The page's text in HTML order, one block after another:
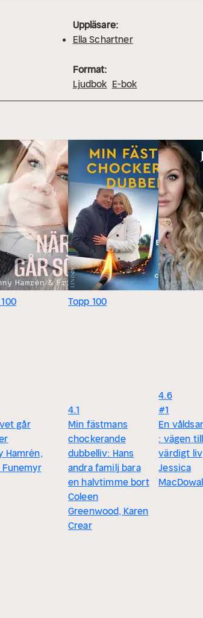
Uppläsare:
Ella Schartner
Format:
Ljudbok E-bok
går
Hamrén,
Funemyr
Topp 100
4.1
Min fästmans
chockerande
dubbelliv: Hans
andra familj bara
en halvtimme bort
Coleen
Greenwood, Karen
Crear
4.6
#1
En
: vägen
värdigt liv
Jessica